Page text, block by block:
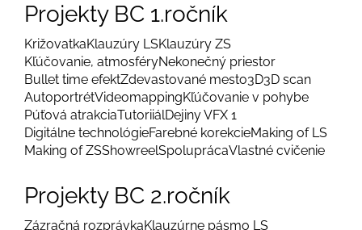
Projekty BC 1.ročník
KrižovatkaKlauzúry LSKlauzúry ZS
Kľúčovanie, atmosféryNekonečný priestor
Bullet time efektZdevastované mesto3D3D scan
AutoportrétVideomappingKľúčovanie v pohybe
Púťová atrakciaTutoriiálDejiny VFX 1
Digitálne technológieFarebné korekcieMaking of LS
Making of ZSShowreelSpoluprácaVlastné cvičenie
Projekty BC 2.ročník
Zázračná rozprávkaKlauzúrne pásmo LS